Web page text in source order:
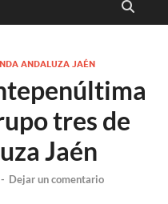
ANDALUZA JAÉN
tres de
Jaén
- Dejar un comentario